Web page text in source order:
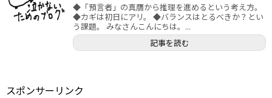
◆「預言者」の真贋から推理を進めるという考え方。
◆カギは初日にアリ。 ◆バランスはとるべきか？とい
う課題。 みなさんこんにちは。...
記事を読む
スポンサーリンク